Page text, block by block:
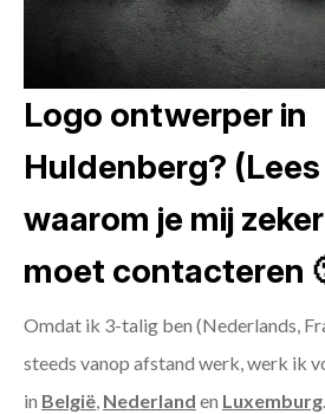
Logo ontwerper in
Huldenberg?
waarom je mij
moet contacteren
Omdat ik 3-talig ben (Nederlands,
steeds vanop afstand werk, werk ik
in België, Nederland en Luxemburg.